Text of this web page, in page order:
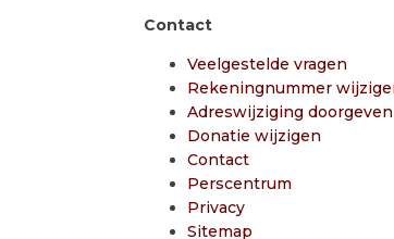
Contact
Veelgestelde vragen
Rekeningnummer
Adreswijziging doorgeven
Donatie wijzigen
Contact
Perscentrum
Privacy
Sitemap